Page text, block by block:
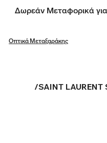
Δωρεάν Μεταφορικά
Οπτικά Μεταξαράκης
/SAINT